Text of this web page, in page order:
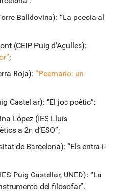
Balldovina): “La poesia al
(CEIP Puig d’Agulles):
;
Roja): “Poemario: un
Castellar): “El joc poètic”;
López (IES Lluís
a 2n d’ESO”;
de Barcelona): “Els entra-i-
Puig Castellar, UNED): “La
del filosofar”.